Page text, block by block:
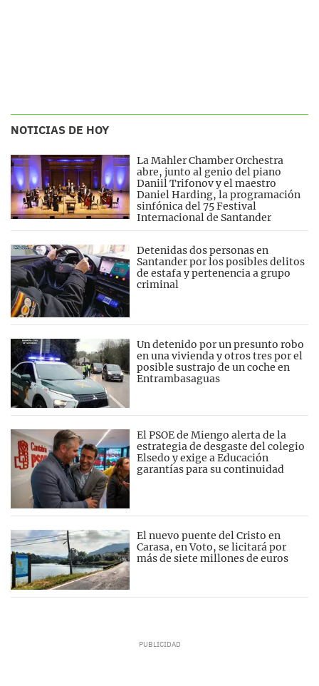
NOTICIAS DE HOY
La Mahler Chamber Orchestra
abre, junto al genio del piano
Daniil Trifonov y el maestro
Daniel Harding, la programación
sinfónica del 75 Festival
Internacional de Santander
Detenidas dos personas en
Santander por los posibles delitos
de estafa y pertenencia a grupo
criminal
Un detenido por un presunto robo
en una vivienda y otros tres por el
posible sustrajo de un coche en
Entrambasaguas
El PSOE de Miengo alerta de la
estrategia de desgaste del colegio
Elsedo y exige a Educación
garantías para su continuidad
El nuevo puente del Cristo en
Carasa, en Voto, se licitará por
más de siete millones de euros